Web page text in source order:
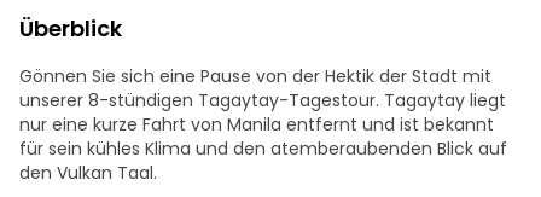
Überblick
Gönnen Sie sich eine Pause von der Hektik der Stadt mit
unserer 8-stündigen Tagaytay-Tagestour. Tagaytay liegt
nur eine kurze Fahrt von Manila entfernt und ist bekannt
für sein kühles Klima und den atemberaubenden Blick auf
den Vulkan Taal.